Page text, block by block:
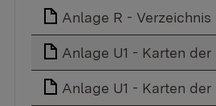
Anlage R -
Anlage U1 - Karten der
Anlage U1 - Karten